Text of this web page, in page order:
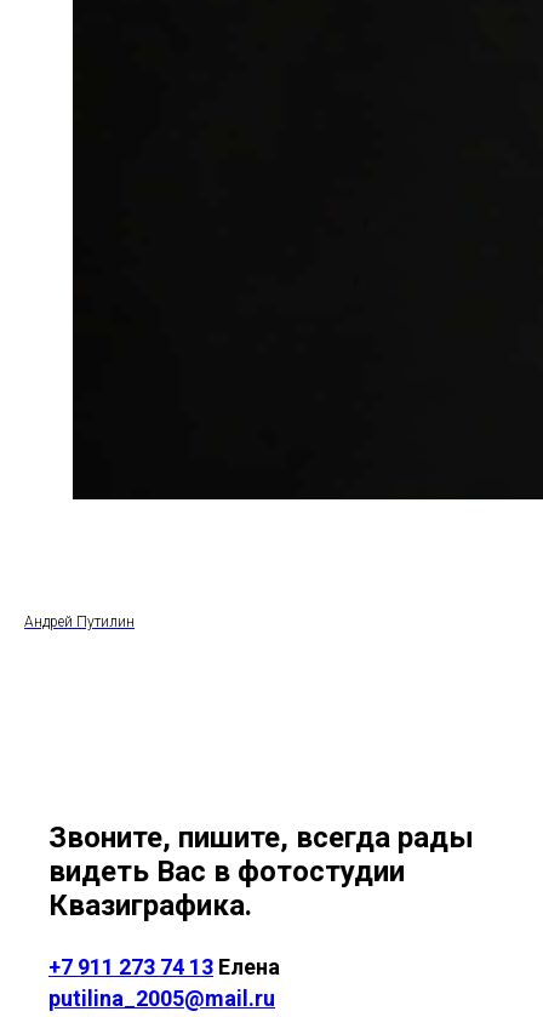
Андрей Путилин
Звоните, пишите, всегда рады
видеть Вас в фотостудии
Квазиграфика.
+7 911 273 74 13 Елена
putilina_2005@mail.ru